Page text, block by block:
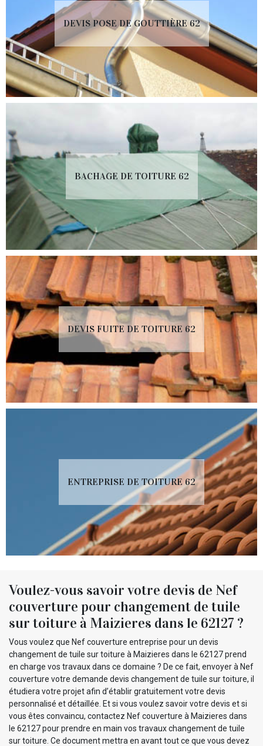
DEVIS POSE DE GOUTTIÈRE 62
BACHAGE DE TOITURE 62
DEVIS FUITE DE TOITURE 62
ENTREPRISE DE TOITURE 62
Voulez-vous savoir votre devis de Nef
couverture pour changement de tuile
sur toiture à Maizieres dans le 62127 ?
Vous voulez que Nef couverture entreprise pour un devis
changement de tuile sur toiture à Maizieres dans le 62127 prend
en charge vos travaux dans ce domaine ? De ce fait, envoyer à Nef
couverture votre demande devis changement de tuile sur toiture, il
étudiera votre projet afin d’établir gratuitement votre devis
personnalisé et détaillée. Et si vous voulez savoir votre devis et si
vous êtes convaincu, contactez Nef couverture à Maizieres dans
le 62127 pour prendre en main vos travaux changement de tuile
sur toiture. Ce document mettra en avant tout ce que vous devez